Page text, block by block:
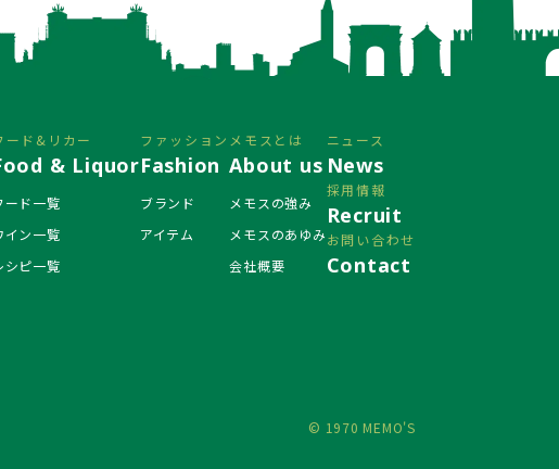
ード&リカー
& Liquor
ード一覧
イン一覧
シピ一覧
ファッション
Fashion
ブランド
アイテム
メモスとは
About us
メモスの強み
メモスのあゆみ
会社概要
ニュース
News
採用情報
Recruit
お問い合わせ
Contact
© 1970 MEMO'S